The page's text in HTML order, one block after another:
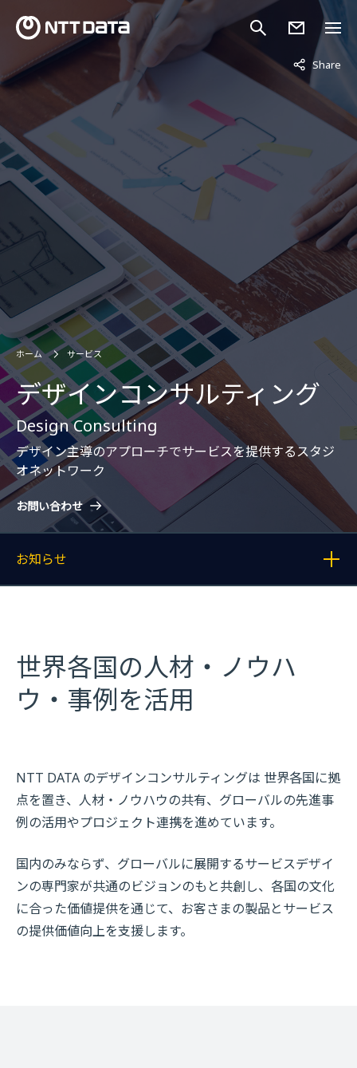
Share
非表示中
ホーム サービス
デザインコンサルティング
Design Consulting
デザイン主導のアプローチでサービスを提供するスタジ
オネットワーク
お問い合わせ
お知らせ
各記事へのリンクを表示する
世界各国の人材・ノウハ
ウ・事例を活用
NTT DATA のデザインコンサルティングは 世界各国に拠
点を置き、人材・ノウハウの共有、グローバルの先進事
例の活用やプロジェクト連携を進めています。
国内のみならず、グローバルに展開するサービスデザイ
ンの専門家が共通のビジョンのもと共創し、各国の文化
に合った価値提供を通じて、お客さまの製品とサービス
の提供価値向上を支援します。